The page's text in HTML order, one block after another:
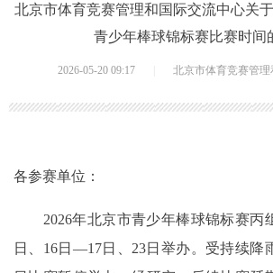
北京市体育竞赛管理和国际交流中心关
青少年棒球锦标赛比赛时间
2026-05-20 09:17 北京市体育竞赛管
各参赛单位：
2026年北京市青少年棒球锦标赛丙
日、16日—17日、23日举办。受持续降